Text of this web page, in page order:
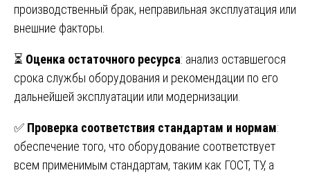
производственный брак, неправильная эксплуатация или
внешние факторы.
⏳ Оценка остаточного ресурса: анализ оставшегося
срока службы оборудования и рекомендации по его
дальнейшей эксплуатации или модернизации.
✅ Проверка соответствия стандартам и нормам:
обеспечение того, что оборудование соответствует
всем применимым стандартам, таким как ГОСТ, ТУ, а